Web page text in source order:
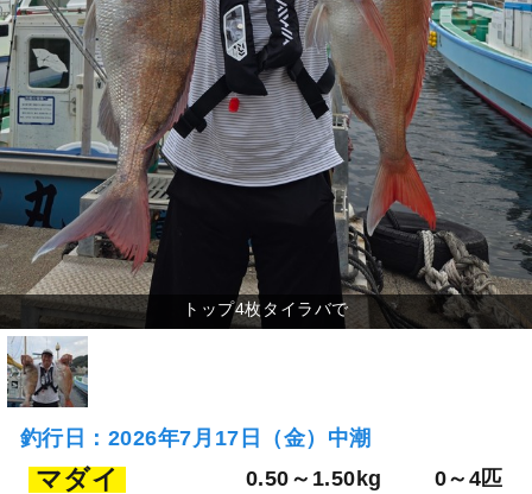
釣行日：2026年7月17日（金）中潮
マダイ 0.50～1.50kg 0～4匹